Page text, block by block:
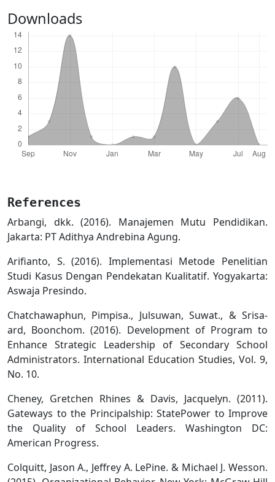
Downloads
References
Arbangi, dkk. (2016). Manajemen Mutu Pendidikan.
Jakarta: PT Adithya Andrebina Agung.
Arifianto, S. (2016). Implementasi Metode Penelitian
Studi Kasus Dengan Pendekatan Kualitatif. Yogyakarta:
Aswaja Presindo.
Chatchawaphun, Pimpisa., Julsuwan, Suwat., & Srisa-
ard, Boonchom. (2016). Development of Program to
Enhance Strategic Leadership of Secondary School
Administrators. International Education Studies, Vol. 9,
No. 10.
Cheney, Gretchen Rhines & Davis, Jacquelyn. (2011).
Gateways to the Principalship: StatePower to Improve
the Quality of School Leaders. Washington DC:
American Progress.
Colquitt, Jason A., Jeffrey A. LePine. & Michael J. Wesson.